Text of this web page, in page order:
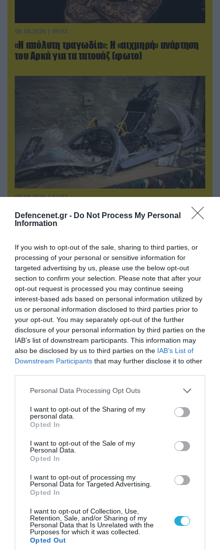
Defencenet.gr - Do Not Process My Personal
Information
If you wish to opt-out of the sale, sharing to third parties, or
processing of your personal or sensitive information for
targeted advertising by us, please use the below opt-out
section to confirm your selection. Please note that after your
opt-out request is processed you may continue seeing
interest-based ads based on personal information utilized by
us or personal information disclosed to third parties prior to
your opt-out. You may separately opt-out of the further
disclosure of your personal information by third parties on the
IAB’s list of downstream participants. This information may
also be disclosed by us to third parties on the IAB’s List of
Downstream Participants that may further disclose it to other
Please note that this website/app uses one or more Google
not limited to your visit or usage behaviour. You may click to
grant or deny consent to Google and its third-party tags to
use your data for below specified purposes in below Google
consent section.
Personal Data Processing Opt Outs
I want to opt-out of the Sharing of my
personal data.
Opted In
I want to opt-out of the Sale of my
Personal Data.
Opted In
I want to opt-out of processing my
Personal Data for Targeted Advertising.
Opted In
I want to opt-out of Collection, Use,
Retention, Sale, and/or Sharing of my
Personal Data that Is Unrelated with the
Purposes for which it was collected.
Opted Out
08.08.2026 | 09:02
«Η απόλυτη τραγωδία»: Η «αιχμηρή» ανάρτηση
του Αρκά για τα τατουάζ (φωτο)
08.08.2026 | 12:02
Ιράν: Δημοσίευσε φωτογραφίες
αμερικανικών και ισραηλινών αεροσκαφών &
Βίντεο: Ρωσική βόμβα FAB-3000 «εξαφανίζει
από τον χάρτη» σημείο διέλευσης των
ουκρανικών δυνάμεων στην Ζαπορίζια